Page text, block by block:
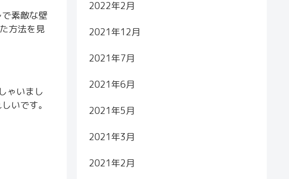
素敵な壁
方法を見
ゃいまし
いです。
2022年2月
2021年12月
2021年7月
2021年6月
2021年5月
2021年3月
2021年2月